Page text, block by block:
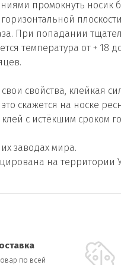
промокнуть носик
При попадании
температура от + 18
свойства, клейкая
скажется на носке
с истёкшим сроком
заводах мира.
на территории
по всей